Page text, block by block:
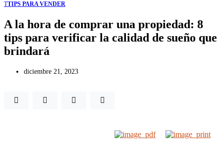
TTIPS PARA VENDER
A la hora de comprar una propiedad: 8
tips para verificar la calidad de sueño que
brindará
diciembre 21, 2023